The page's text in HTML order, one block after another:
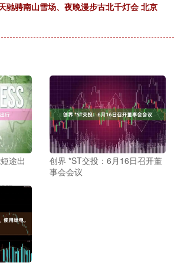
驰骋南山雪场、夜晚漫步古北千灯会 北京
途出
创界 *ST交投：6月16日召开董
事会会议